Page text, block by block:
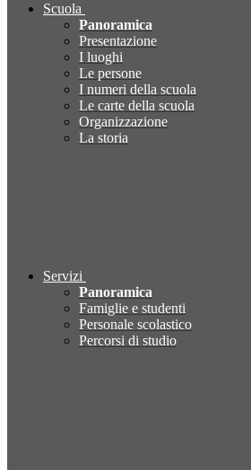
Scuola
Panoramica
Presentazione
I luoghi
Le persone
I numeri della scuola
Le carte della scuola
Organizzazione
La storia
Servizi
Panoramica
Famiglie e studenti
Personale scolastico
Percorsi di studio